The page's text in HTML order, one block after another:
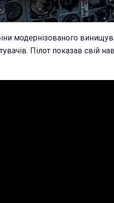
модернізованого
Пілот показав свій